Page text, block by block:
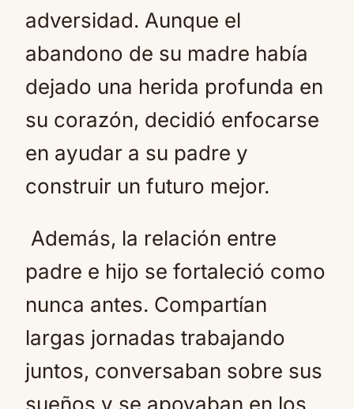
adversidad. Aunque el
abandono de su madre había
dejado una herida profunda en
su corazón, decidió enfocarse
en ayudar a su padre y
construir un futuro mejor.
Además, la relación entre
padre e hijo se fortaleció como
nunca antes. Compartían
largas jornadas trabajando
juntos, conversaban sobre sus
sueños y se apoyaban en los